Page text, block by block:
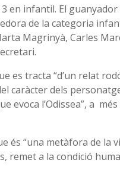
en infantil. El guanyador
de la categoria
Magrinyà, Carles
es tracta “d’un relat
caràcter dels
evoca l’Odissea”, a més
és “una metàfora de la
remet a la condició